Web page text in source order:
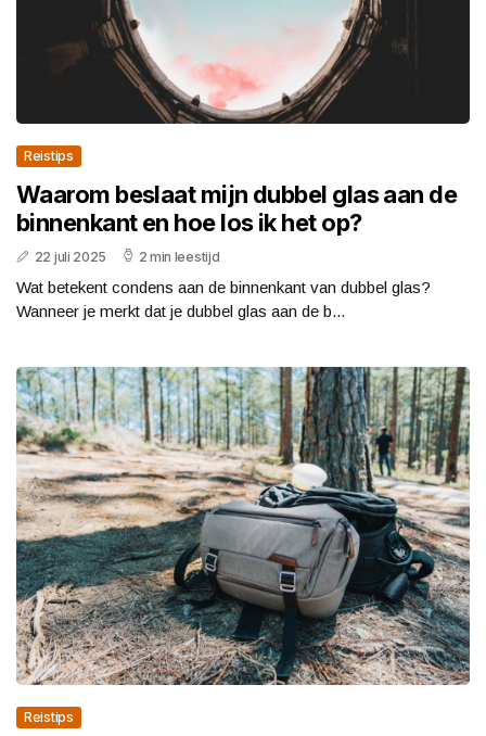
Reistips
Waarom beslaat mijn dubbel glas aan de
binnenkant en hoe los ik het op?
22 juli 2025 2 min leestijd
Wat betekent condens aan de binnenkant van dubbel glas?
Wanneer je merkt dat je dubbel glas aan de b...
Reistips